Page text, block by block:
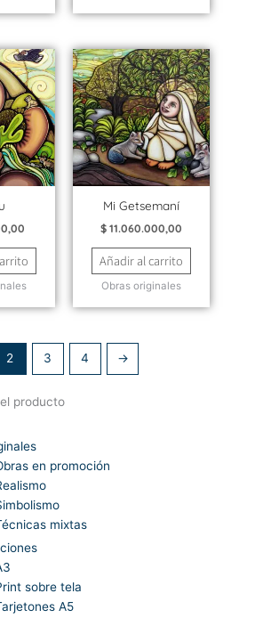
Mi Getsemaní
$ 11.060.000,00
Añadir al carrito
Obras originales
2 3 4 →
producto
en promoción
mixtas
sobre tela
A5